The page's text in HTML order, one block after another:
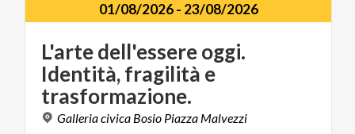
01/08/2026- 23/08/2026
L'arte dell'essere oggi.
Identità, fragilità e
trasformazione.
Galleriacivica Bosio Piazza Malvezzi